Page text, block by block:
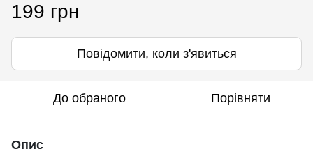
199 грн
Повідомити, коли з'явиться
До обраного Порівняти
Опис